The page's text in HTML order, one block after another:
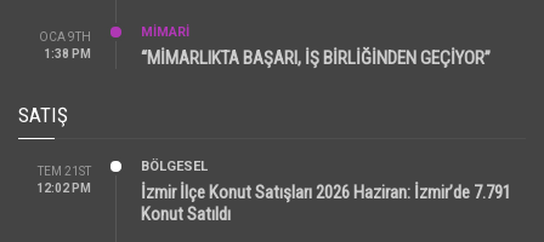
OCA 9TH
1:38 PM
MİMARİ
“MİMARLIKTA BAŞARI, İŞ BİRLİĞİNDEN GEÇİYOR”
SATIŞ
TEM 21ST
12:02 PM
BÖLGESEL
İzmir İlçe Konut Satışları 2026 Haziran: İzmir’de 7.791
Konut Satıldı